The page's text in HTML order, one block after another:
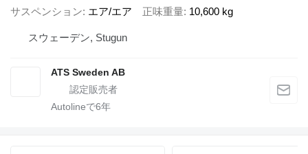
サスペンション エア/エア 正味重量 10,600 kg
スウェーデン, Stugun
ATS Sweden AB
Autolineで6年